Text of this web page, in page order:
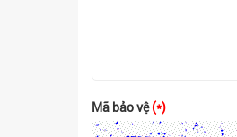
Mã bảo vệ(*)